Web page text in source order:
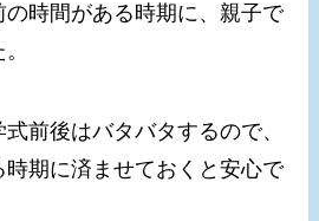
時間がある時期に、親子で
前後はバタバタするので、
期に済ませておくと安心で